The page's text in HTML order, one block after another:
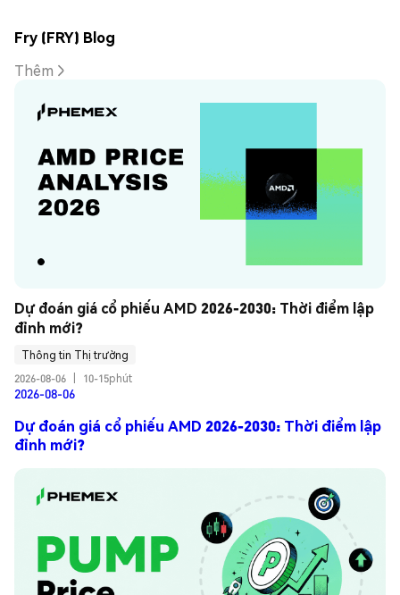
Fry (FRY) Blog
Thêm
Dự đoán giá cổ phiếu AMD 2026-2030: Thời điểm lập
đỉnh mới?
Thông tin Thị trường
2026-08-06
10-15phút
2026-08-06
Dự đoán giá cổ phiếu AMD 2026-2030: Thời điểm lập
đỉnh mới?